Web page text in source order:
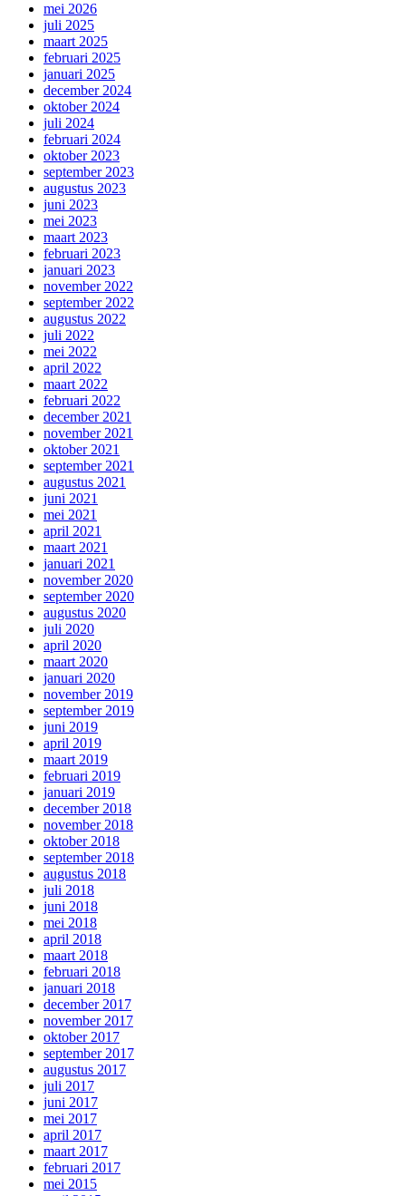
mei 2026
juli 2025
maart 2025
februari 2025
januari 2025
december 2024
oktober 2024
juli 2024
februari 2024
oktober 2023
september 2023
augustus 2023
juni 2023
mei 2023
maart 2023
februari 2023
januari 2023
november 2022
september 2022
augustus 2022
juli 2022
mei 2022
april 2022
maart 2022
februari 2022
december 2021
november 2021
oktober 2021
september 2021
augustus 2021
juni 2021
mei 2021
april 2021
maart 2021
januari 2021
november 2020
september 2020
augustus 2020
juli 2020
april 2020
maart 2020
januari 2020
november 2019
september 2019
juni 2019
april 2019
maart 2019
februari 2019
januari 2019
december 2018
november 2018
oktober 2018
september 2018
augustus 2018
juli 2018
juni 2018
mei 2018
april 2018
maart 2018
februari 2018
januari 2018
december 2017
november 2017
oktober 2017
september 2017
augustus 2017
juli 2017
juni 2017
mei 2017
april 2017
maart 2017
februari 2017
mei 2015